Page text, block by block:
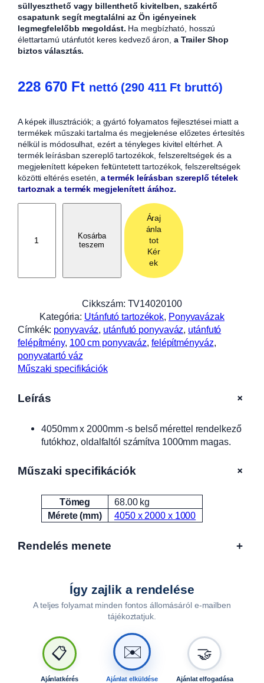
süllyeszthető vagy billenthető kivitelben, szakértő
csapatunk segít megtalálni az Ön igényeinek
legmegfelelőbb megoldást. Ha megbízható, hosszú
élettartamú utánfutót keres kedvező áron, a Trailer Shop
biztos választás.
228 670 Ft nettó (290 411 Ft bruttó)
A képek illusztrációk; a gyártó folyamatos fejlesztései miatt a
termékek műszaki tartalma és megjelenése előzetes értesítés
nélkül is módosulhat, ezért a tényleges kivitel eltérhet. A
termék leírásban szereplő tartozékok, felszereltségek és a
megjelenített képeken feltüntetett tartozékok, felszereltségek
közötti eltérés esetén, a termék leírásban szereplő tételek
tartoznak a termék megjelenített árához.
1
0
0
c
e
A
Kosárba
teszem
Áraj
ánla
tot
Kér
ek
Cikkszám: TV14020100
Kategória: Utánfutó tartozékok, Ponyvavázak
Címkék: ponyvaváz, utánfutó ponyvaváz, utánfutó
felépítmény, 100 cm ponyvaváz, felépítményváz
ponyvatartó váz
Műszaki specifikációk
Leírás +
4050mm x 2000mm -s belső mérettel rendelkező
futókhoz, oldalfaltól számítva 1000mm magas.
Műszaki specifikációk +
Attribútumok Érték
Tömeg
68.00 kg
Mérete (mm)
4050 x 2000 x 1000
Rendelés menete +
Így zajlik a rendelése
A teljes folyamat minden fontos állomásáról e-mailben
tájékoztatjuk.
📋
Ajánlatkérés
✉️
Ajánlat elküldése
🤝
Ajánlat elfogadása